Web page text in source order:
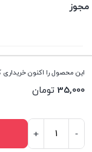
این محصول را اکنون خریداری
35,000 تومان
-
+
مجوز
تمامی حقوق این